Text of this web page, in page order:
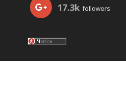
17.3k followers